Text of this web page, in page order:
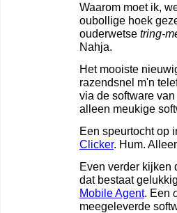
Waarom moet ik,
oubollige hoek
ouderwetse tring-
Nahja.
Het mooiste
razendsnel m'n
via de software
alleen meukige
Een speurtocht op
Clicker. Hum.
Even verder kijken
dat bestaat
Mobile Agent. Een
meegeleverde